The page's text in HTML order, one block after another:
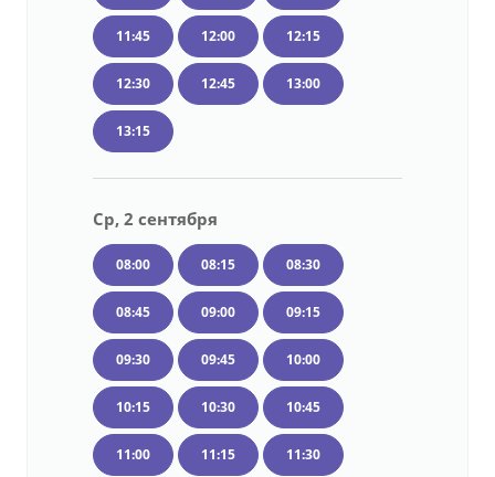
11:45 12:00 12:15
12:30 12:45 13:00
13:15
Ср, 2 сентября
08:00 08:15 08:30
08:45 09:00 09:15
09:30 09:45 10:00
10:15 10:30 10:45
11:00 11:15 11:30